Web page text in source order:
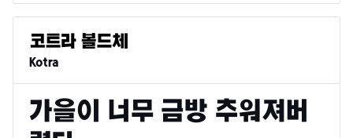
Kotra